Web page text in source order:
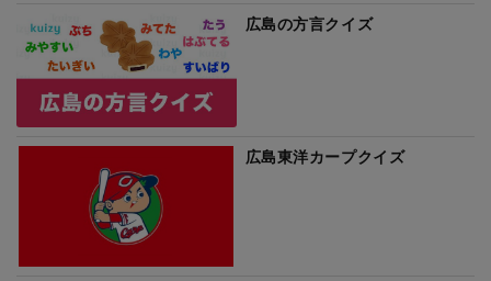
広島の方言クイズ
広島東洋カープクイズ